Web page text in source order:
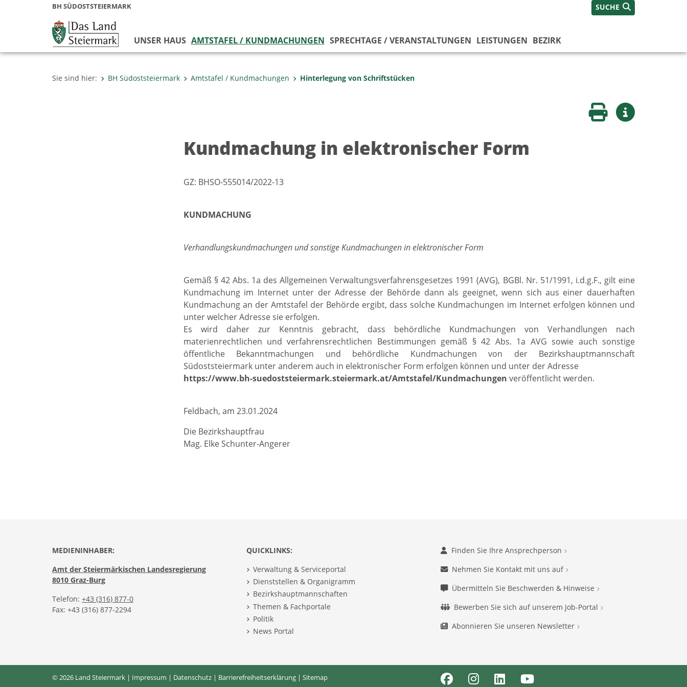
BH SÜDOSTSTEIERMARK SUCHE
UNSER HAUS AMTSTAFEL / KUNDMACHUNGEN SPRECHTAGE / VERANSTALTUNGEN LEISTUNGEN BEZIRK
Sie sind hier: BH Südoststeiermark Amtstafel / Kundmachungen Hinterlegung von Schriftstücken
Seite druckenWeitere Infos
Kundmachung in elektronischer Form
GZ: BHSO-555014/2022-13
KUNDMACHUNG
Verhandlungskundmachungen und sonstige Kundmachungen in elektronischer Form
Gemäß § 42 Abs. 1a des Allgemeinen Verwaltungsverfahrensgesetzes 1991 (AVG), BGBl. Nr. 51/1991, i.d.g.F., gilt eine
Kundmachung im Internet unter der Adresse der Behörde dann als geeignet, wenn sich aus einer dauerhaften
Kundmachung an der Amtstafel der Behörde ergibt, dass solche Kundmachungen im Internet erfolgen können und
unter welcher Adresse sie erfolgen.
Es wird daher zur Kenntnis gebracht, dass behördliche Kundmachungen von Verhandlungen nach
materienrechtlichen und verfahrensrechtlichen Bestimmungen gemäß § 42 Abs. 1a AVG sowie auch sonstige
öffentliche Bekanntmachungen und behördliche Kundmachungen von der Bezirkshauptmannschaft
Südoststeiermark unter anderem auch in elektronischer Form erfolgen können und unter der Adresse
https://www.bh-suedoststeiermark.steiermark.at/Amtstafel/Kundmachungen veröffentlicht werden.
Feldbach, am 23.01.2024
Die Bezirkshauptfrau
Mag. Elke Schunter-Angerer
MEDIENINHABER:
Amt der Steiermärkischen Landesregierung
8010 Graz-Burg
Telefon: +43 (316) 877-0
Fax: +43 (316) 877-2294
QUICKLINKS:
Verwaltung & Serviceportal
Dienststellen & Organigramm
Bezirkshauptmannschaften
Themen & Fachportale
Politik
News Portal
Finden Sie Ihre Ansprechperson
Nehmen Sie Kontakt mit uns auf
Übermitteln Sie Beschwerden & Hinweise
Bewerben Sie sich auf unserem Job-Portal
Abonnieren Sie unseren Newsletter
© 2026 Land Steiermark | Impressum | Datenschutz | Barrierefreiheitserklärung | Sitemap FacebookInstagramLinkedInYoutube